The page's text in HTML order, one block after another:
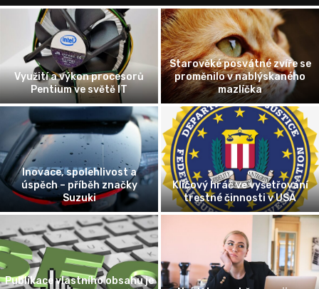
Využití a výkon procesorů
Pentium ve světě IT
Starověké posvátné zvíře se
proměnilo v nablýskaného
mazlíčka
Inovace, spolehlivost a
úspěch – příběh značky
Suzuki
Klíčový hráč ve vyšetřování
trestné činnosti v USA
Publikace vlastního obsahu je